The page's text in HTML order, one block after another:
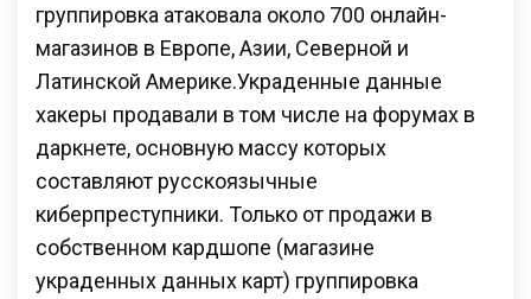
группировка атаковала около 700 онлайн-
магазинов в Европе, Азии, Северной и
Латинской Америке.Украденные данные
хакеры продавали в том числе на форумах в
даркнете, основную массу которых
составляют русскоязычные
киберпреступники. Только от продажи в
собственном кардшопе (магазине
украденных данных карт) группировка